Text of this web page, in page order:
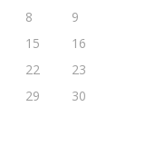
8
9
15
16
22
23
29
30